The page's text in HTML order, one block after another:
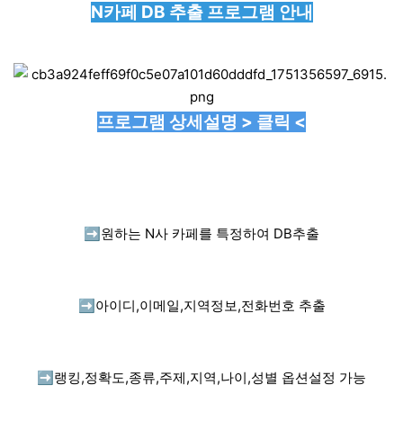
N카페 DB 추출 프로그램 안내
프로그램 상세설명 > 클릭 <
➡️ 원하는 N사 카페를 특정하여 DB추출
➡️ 아이디,이메일,지역정보,전화번호 추출
➡️ 랭킹,정확도,종류,주제,지역,나이,성별 옵션설정 가능